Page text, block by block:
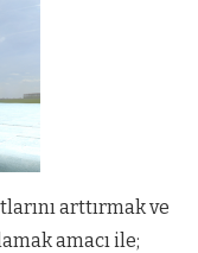
arttırmak ve
amacı ile;